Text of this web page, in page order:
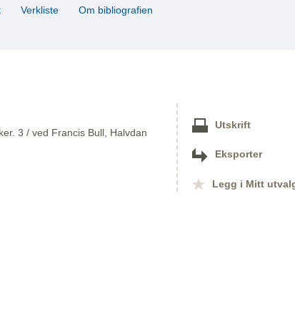
Verkliste Om bibliografien
3 / ved Francis Bull, Halvdan
Utskrift
Eksporter
Legg i Mitt